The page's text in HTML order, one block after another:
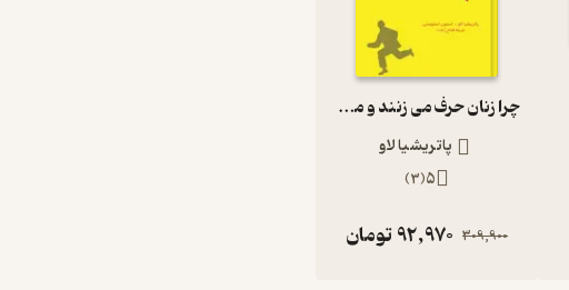
چرا زنان حرف می زنند و مردان فرار می کنند
پاتریشیا لاو
5
(
3
)
309,900
92,970تومان